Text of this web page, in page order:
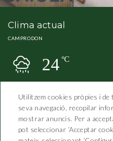
Clima actual
CAMPRODON
24ºC
Utilitzem cookies pròpies i
seva navegació, recopilar
mostrar anuncis. Per a
pot seleccionar ‘Acceptar